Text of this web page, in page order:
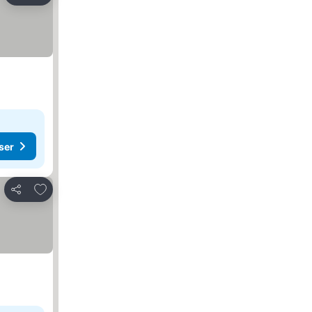
Dela
Lägg till i Mina Favoriter